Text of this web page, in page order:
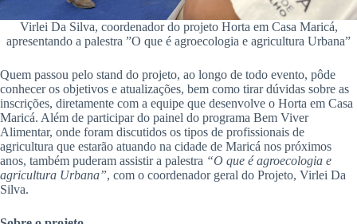
Virlei Da Silva, coordenador do projeto Horta em Casa Maricá,
apresentando a palestra ”O que é agroecologia e agricultura Urbana”
Quem passou pelo stand do projeto, ao longo de todo evento, pôde
conhecer os objetivos e atualizações, bem como tirar dúvidas sobre as
inscrições, diretamente com a equipe que desenvolve o Horta em Casa
Maricá. Além de participar do painel do programa Bem Viver
Alimentar, onde foram discutidos os tipos de profissionais de
agricultura que estarão atuando na cidade de Maricá nos próximos
anos, também puderam assistir a palestra “O que é agroecologia e
agricultura Urbana”, com o coordenador geral do Projeto, Virlei Da
Silva.